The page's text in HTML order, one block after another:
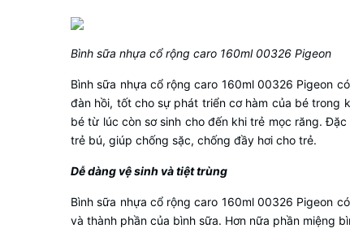
Bình sữa nhựa cổ rộng caro 160ml 00326 Pigeon
Bình sữa nhựa cổ rộng caro 160ml 00326 Pigeon
đàn hồi, tốt cho sự phát triển cơ hàm của bé trong
bé từ lúc còn sơ sinh cho đến khi trẻ mọc răng.
trẻ bú, giúp chống sặc, chống đầy hơi cho trẻ.
Dễ dàng vệ sinh và tiệt trùng
Bình sữa nhựa cổ rộng caro 160ml 00326 Pigeon
và thành phần của bình sữa. Hơn nữa phần miệng